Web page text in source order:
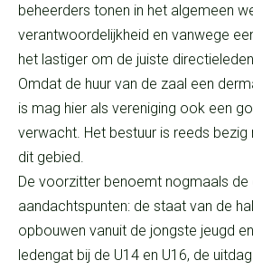
beheerders tonen in het algemeen
verantwoordelijkheid en vanwege
het lastiger om de juiste
Omdat de huur van de zaal een
is mag hier als vereniging ook een
verwacht. Het bestuur is reeds
dit gebied.
De voorzitter benoemt nogmaals
aandachtspunten: de staat van de
opbouwen vanuit de jongste jeugd
ledengat bij de U14 en U16, de